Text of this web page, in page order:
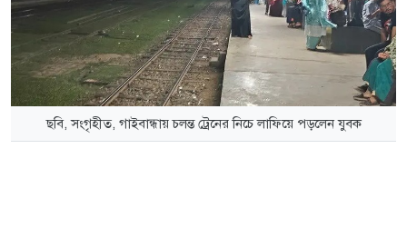
ছবি, সংগৃহীত, গাইবান্ধায় চলন্ত ট্রেনের নিচে লাফিয়ে পড়লেন যুবক